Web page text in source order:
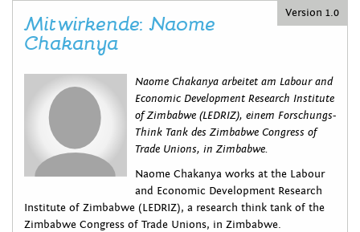
Version 1.0
Mitwirkende: Naome
Chakanya
Naome Chakanya arbeitet am Labour and
Economic Development Research Institute
of Zimbabwe (LEDRIZ), einem Forschungs-
Think Tank des Zimbabwe Congress of
Trade Unions, in Zimbabwe.
Naome Chakanya works at the Labour
and Economic Development Research
Institute of Zimbabwe (LEDRIZ), a research think tank of the
Zimbabwe Congress of Trade Unions, in Zimbabwe.